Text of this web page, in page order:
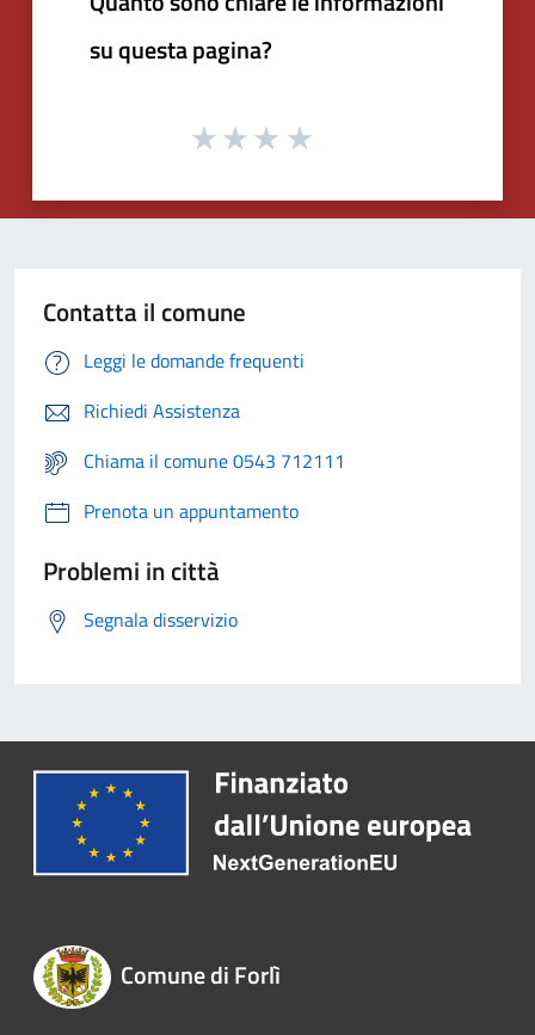
su questa pagina?
Contatta il comune
Leggi le domande frequenti
Richiedi Assistenza
Chiama il comune 0543 712111
Prenota un appuntamento
Problemi in città
Segnala disservizio
Comune di Forlì